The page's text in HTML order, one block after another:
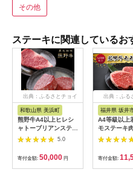
その他
ステーキに関連しているお
出典：ふるさとチョイ
和歌山県 美浜町
熊野牛A4以上ヒレシ
ャトーブリアンステー
キ100g×2枚＆霜降り
サーロインステーキ
180g×2枚 ※着日指定
不可
5.0
寄付金額: 50,000 円
出典：ふる
福井県 坂井
A4等級以上
モステーキ
【若狭牛 も
肉 ステーキ
国産和牛 黒
毛和種 ブラ
牛 肉 牛 牛
寄付金額: